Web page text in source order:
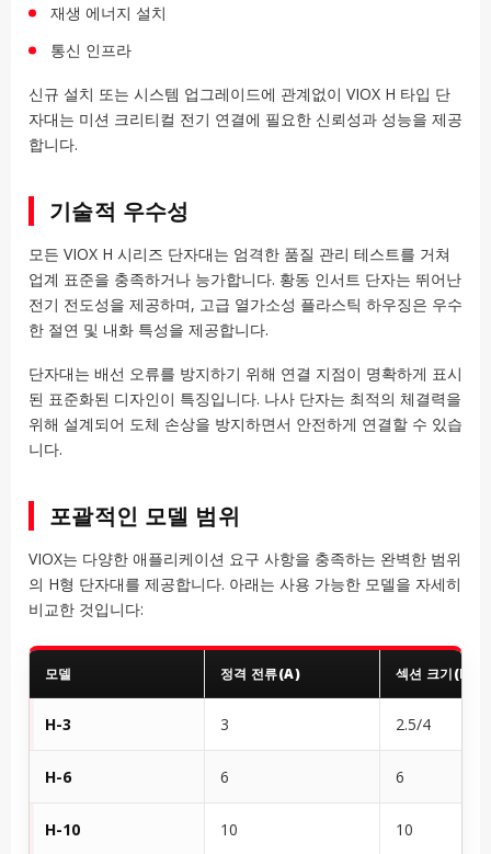
재생 에너지 설치
통신 인프라
신규 설치 또는 시스템 업그레이드에 관계없이 VIOX H 타입 단
자대는 미션 크리티컬 전기 연결에 필요한 신뢰성과 성능을 제공
합니다.
기술적 우수성
모든 VIOX H 시리즈 단자대는 엄격한 품질 관리 테스트를 거쳐
업계 표준을 충족하거나 능가합니다. 황동 인서트 단자는 뛰어난
전기 전도성을 제공하며, 고급 열가소성 플라스틱 하우징은 우수
한 절연 및 내화 특성을 제공합니다.
단자대는 배선 오류를 방지하기 위해 연결 지점이 명확하게 표시
된 표준화된 디자인이 특징입니다. 나사 단자는 최적의 체결력을
위해 설계되어 도체 손상을 방지하면서 안전하게 연결할 수 있습
니다.
포괄적인 모델 범위
VIOX는 다양한 애플리케이션 요구 사항을 충족하는 완벽한 범위
의 H형 단자대를 제공합니다. 아래는 사용 가능한 모델을 자세히
비교한 것입니다:
모델 정격 전류(A) 섹션 크기
H-3 3 2.5/4
H-6 6 6
H-10 10 10